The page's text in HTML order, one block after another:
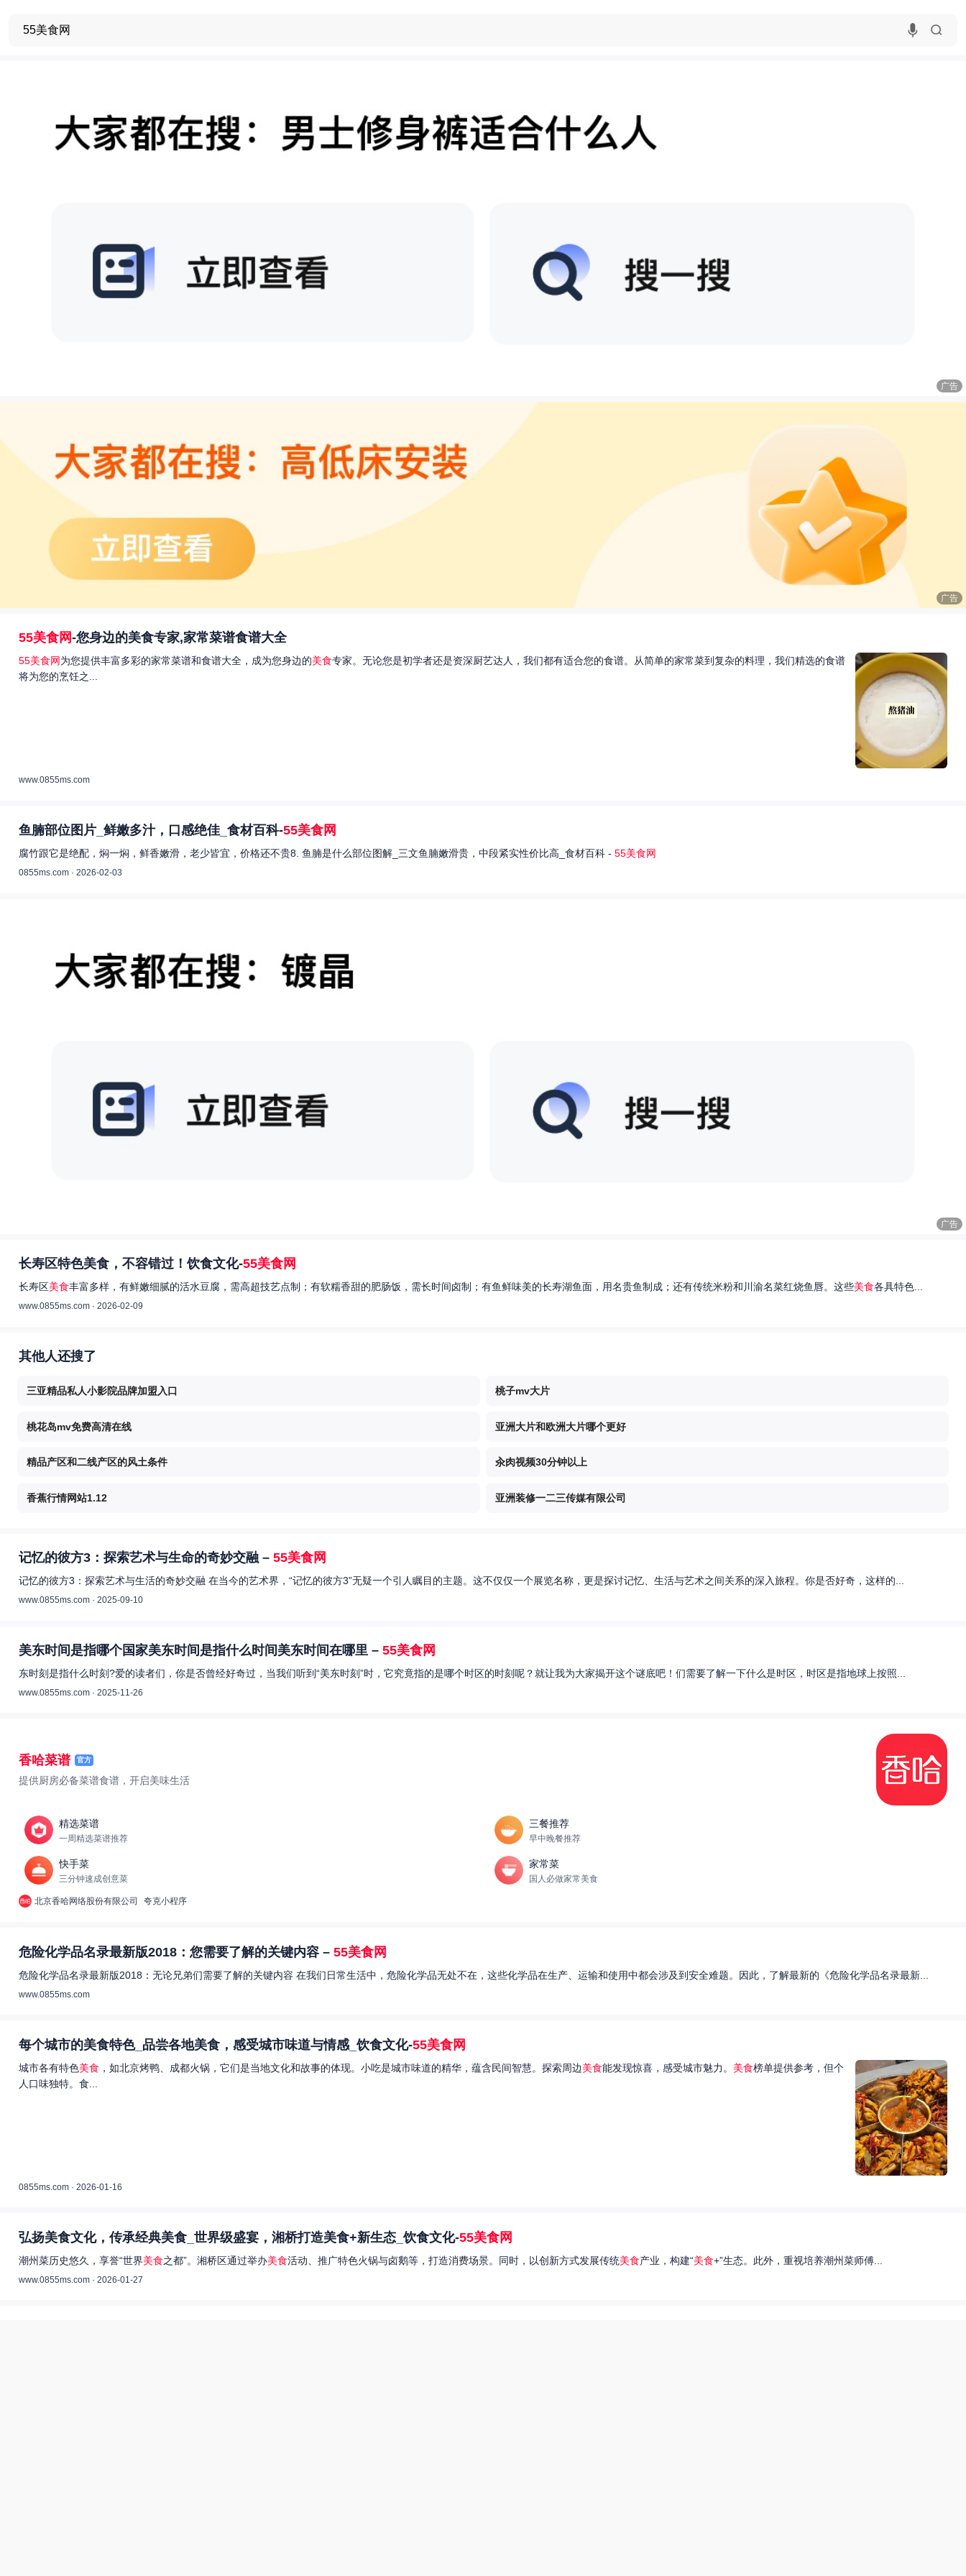
广告
广告
55美食网-您身边的美食专家,家常菜谱食谱大全
55美食网为您提供丰富多彩的家常菜谱和食谱大全，成为您身边的美食专家。无论您是初学者还是资深厨艺达人，我们都有适合您的食谱。从简单的家常菜到复杂的料理，我们精选的食谱
将为您的烹饪之...
www.0855ms.com
鱼腩部位图片_鲜嫩多汁，口感绝佳_食材百科-55美食网
腐竹跟它是绝配，焖一焖，鲜香嫩滑，老少皆宜，价格还不贵8. 鱼腩是什么部位图解_三文鱼腩嫩滑贵，中段紧实性价比高_食材百科 - 55美食网
0855ms.com · 2026-02-03
广告
长寿区特色美食，不容错过！饮食文化-55美食网
长寿区美食丰富多样，有鲜嫩细腻的活水豆腐，需高超技艺点制；有软糯香甜的肥肠饭，需长时间卤制；有鱼鲜味美的长寿湖鱼面，用名贵鱼制成；还有传统米粉和川渝名菜红烧鱼唇。这些美食各具特色...
www.0855ms.com · 2026-02-09
其他人还搜了
三亚精品私人小影院品牌加盟入口 桃子mv大片
桃花岛mv免费高清在线 亚洲大片和欧洲大片哪个更好
精品产区和二线产区的风土条件 汆肉视频30分钟以上
香蕉行情网站1.12 亚洲装修一二三传媒有限公司
记忆的彼方3：探索艺术与生命的奇妙交融 – 55美食网
记忆的彼方3：探索艺术与生活的奇妙交融 在当今的艺术界，“记忆的彼方3”无疑一个引人瞩目的主题。这不仅仅一个展览名称，更是探讨记忆、生活与艺术之间关系的深入旅程。你是否好奇，这样的...
www.0855ms.com · 2025-09-10
美东时间是指哪个国家美东时间是指什么时间美东时间在哪里 – 55美食网
东时刻是指什么时刻?爱的读者们，你是否曾经好奇过，当我们听到“美东时刻”时，它究竟指的是哪个时区的时刻呢？就让我为大家揭开这个谜底吧！们需要了解一下什么是时区，时区是指地球上按照...
www.0855ms.com · 2025-11-26
香哈菜谱 官方
提供厨房必备菜谱食谱，开启美味生活
精选菜谱
一周精选菜谱推荐
三餐推荐
早中晚餐推荐
快手菜
三分钟速成创意菜
家常菜
国人必做家常美食
北京香哈网络股份有限公司 夸克小程序
危险化学品名录最新版2018：您需要了解的关键内容 – 55美食网
危险化学品名录最新版2018：无论兄弟们需要了解的关键内容 在我们日常生活中，危险化学品无处不在，这些化学品在生产、运输和使用中都会涉及到安全难题。因此，了解最新的《危险化学品名录最新...
www.0855ms.com
每个城市的美食特色_品尝各地美食，感受城市味道与情感_饮食文化-55美食网
城市各有特色美食 ，如北京烤鸭、成都火锅，它们是当地文化和故事的体现。小吃是城市味道的精华，蕴含民间智慧。探索周边美食能发现惊喜，感受城市魅力。 美食榜单提供参考，但个
人口味独特。食...
0855ms.com · 2026-01-16
弘扬美食文化，传承经典美食_世界级盛宴，湘桥打造美食+新生态_饮食文化-55美食网
潮州菜历史悠久，享誉“世界美食之都”。湘桥区通过举办美食活动、推广特色火锅与卤鹅等，打造消费场景。同时，以创新方式发展传统美食产业，构建“美食+”生态。此外，重视培养潮州菜师傅...
www.0855ms.com · 2026-01-27